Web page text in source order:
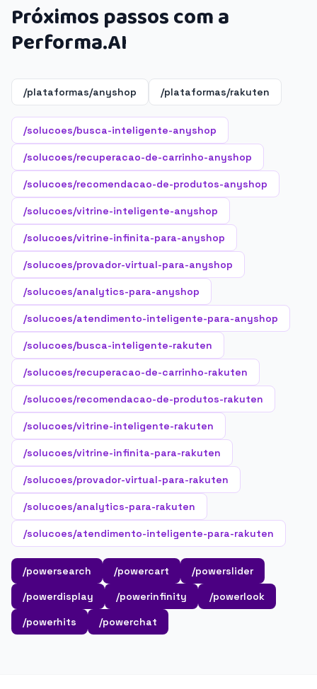
Próximos passos com a
Performa.AI
/plataformas/anyshop /plataformas/rakuten
/solucoes/busca-inteligente-anyshop
/solucoes/recuperacao-de-carrinho-anyshop
/solucoes/recomendacao-de-produtos-anyshop
/solucoes/vitrine-inteligente-anyshop
/solucoes/vitrine-infinita-para-anyshop
/solucoes/provador-virtual-para-anyshop
/solucoes/analytics-para-anyshop
/solucoes/atendimento-inteligente-para-anyshop
/solucoes/busca-inteligente-rakuten
/solucoes/recuperacao-de-carrinho-rakuten
/solucoes/recomendacao-de-produtos-rakuten
/solucoes/vitrine-inteligente-rakuten
/solucoes/vitrine-infinita-para-rakuten
/solucoes/provador-virtual-para-rakuten
/solucoes/analytics-para-rakuten
/solucoes/atendimento-inteligente-para-rakuten
/powersearch /powercart
/powerslider
/powerdisplay
/powerinfinity
/powerlook
/powerhits
/powerchat